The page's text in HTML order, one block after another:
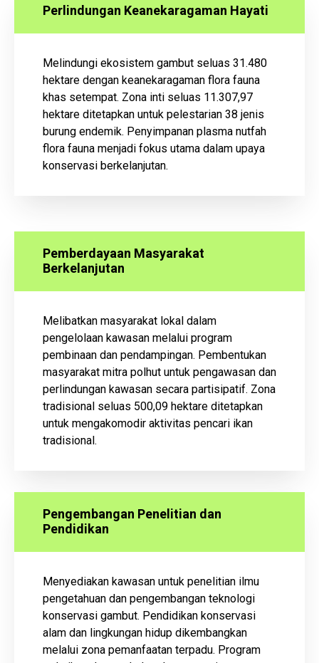
Perlindungan Keanekaragaman Hayati
Melindungi ekosistem gambut seluas 31.480
hektare dengan keanekaragaman flora fauna
khas setempat. Zona inti seluas 11.307,97
hektare ditetapkan untuk pelestarian 38 jenis
burung endemik. Penyimpanan plasma nutfah
flora fauna menjadi fokus utama dalam upaya
konservasi berkelanjutan.
Pemberdayaan Masyarakat
Berkelanjutan
Melibatkan masyarakat lokal dalam
pengelolaan kawasan melalui program
pembinaan dan pendampingan. Pembentukan
masyarakat mitra polhut untuk pengawasan dan
perlindungan kawasan secara partisipatif. Zona
tradisional seluas 500,09 hektare ditetapkan
untuk mengakomodir aktivitas pencari ikan
tradisional.
Pengembangan Penelitian dan
Pendidikan
Menyediakan kawasan untuk penelitian ilmu
pengetahuan dan pengembangan teknologi
konservasi gambut. Pendidikan konservasi
alam dan lingkungan hidup dikembangkan
melalui zona pemanfaatan terpadu. Program